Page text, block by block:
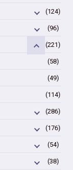
(124)
(96)
(221)
(58)
(49)
(114)
(286)
(176)
(54)
(38)